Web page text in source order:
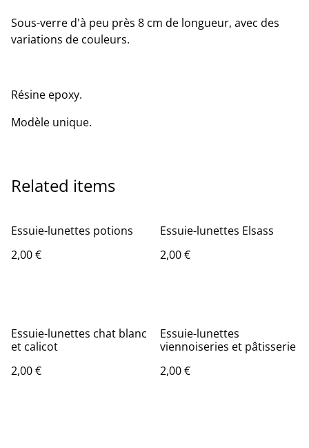
Sous-verre d'à peu près 8 cm de longueur, avec des
variations de couleurs.
Résine epoxy.
Modèle unique.
Related items
Essuie-lunettes potions
2,00 €
Essuie-lunettes Elsass
2,00 €
Essuie-lunettes chat blanc
et calicot
2,00 €
Essuie-lunettes
viennoiseries et pâtisserie
2,00 €